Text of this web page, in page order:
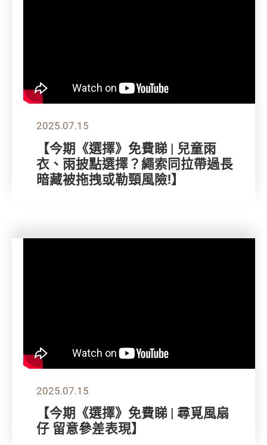
2025.07.15
【今期《選擇》免費睇 | 兒童雨
衣、雨披點選擇？繩索同拉帶過長
暗藏被拖拽或勒頸風險!】
2025.07.15
【今期《選擇》免費睇 | 尋覓風扇
仔 留意參差表現】